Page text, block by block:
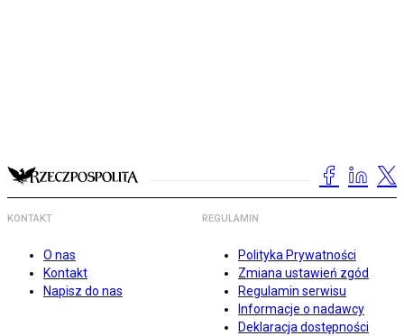
KONTAKT
O nas
Kontakt
Napisz do nas
REGULAMIN
Polityka Prywatności
Zmiana ustawień zgód
Regulamin serwisu
Informacje o nadawcy
Deklaracja dostępności